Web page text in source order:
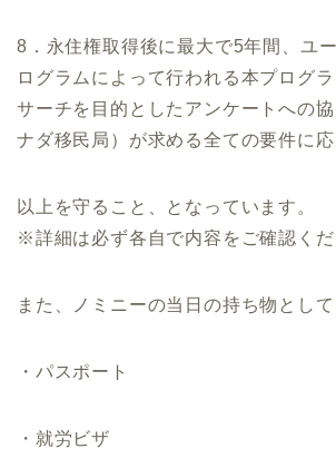
8．永住権取得後に最大で5年間、ユ
ログラムによって行われる本プログ
サーチを目的としたアンケートへの
ナダ移民局）が求める全ての要件に応
以上を守ること、となっています。
※詳細は必ず各自で内容をご確認くだ
また、ノミニーの当日の持ち物とし
・パスポート
・就労ビザ